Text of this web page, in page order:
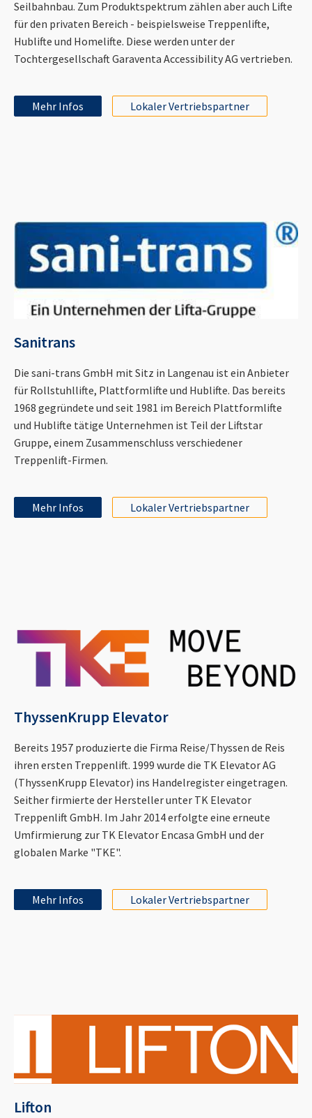
Seilbahnbau. Zum Produktspektrum zählen aber auch Lifte
für den privaten Bereich - beispielsweise Treppenlifte,
Hublifte und Homelifte. Diese werden unter der
Tochtergesellschaft Garaventa Accessibility AG vertrieben.
Mehr Infos Lokaler Vertriebspartner
Sanitrans
Die sani-trans GmbH mit Sitz in Langenau ist ein Anbieter
für Rollstuhllifte, Plattformlifte und Hublifte. Das bereits
1968 gegründete und seit 1981 im Bereich Plattformlifte
und Hublifte tätige Unternehmen ist Teil der Liftstar
Gruppe, einem Zusammenschluss verschiedener
Treppenlift-Firmen.
Mehr Infos Lokaler Vertriebspartner
ThyssenKrupp Elevator
Bereits 1957 produzierte die Firma Reise/Thyssen de Reis
ihren ersten Treppenlift. 1999 wurde die TK Elevator AG
(ThyssenKrupp Elevator) ins Handelregister eingetragen.
Seither firmierte der Hersteller unter TK Elevator
Treppenlift GmbH. Im Jahr 2014 erfolgte eine erneute
Umfirmierung zur TK Elevator Encasa GmbH und der
globalen Marke "TKE".
Mehr Infos Lokaler Vertriebspartner
Lifton